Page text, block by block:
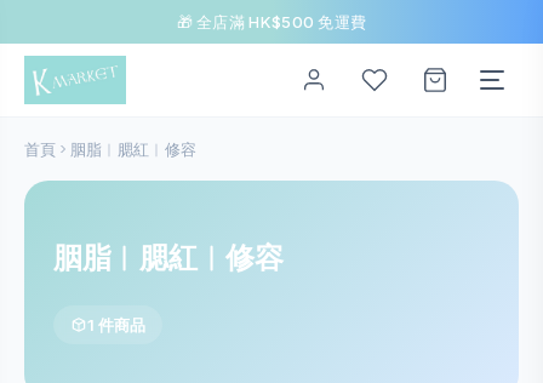
🎁 全店滿 HK$500 免運費
首頁 胭脂︱腮紅︱修容
胭脂︱腮紅︱修容
1 件商品